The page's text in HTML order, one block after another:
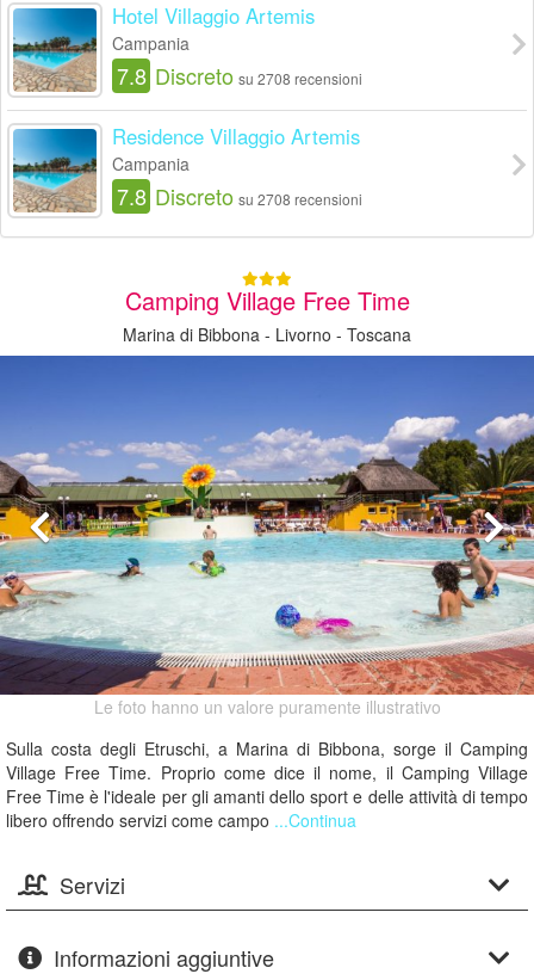
Hotel Villaggio Artemis
Campania
7.8 Discreto su 2708 recensioni
Residence Villaggio Artemis
Campania
7.8 Discreto su 2708 recensioni
Camping Village Free Time
Marina di Bibbona - Livorno - Toscana
Le foto hanno un valore puramente illustrativo
Sulla costa degli Etruschi, a Marina di Bibbona, sorge il Camping
Village Free Time. Proprio come dice il nome, il Camping Village
Free Time è l'ideale per gli amanti dello sport e delle attività di tempo
libero offrendo servizi come campo ...Continua
Servizi
Informazioni aggiuntive